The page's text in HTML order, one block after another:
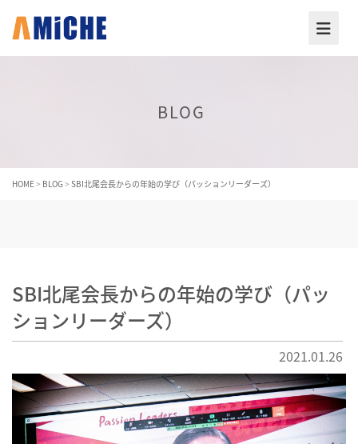
BLOG
HOME> BLOG > SBI北尾会長からの年始の学び（パッションリーダーズ）
SBI北尾会長からの年始の学び（パッ
ションリーダーズ）
2021.01.26